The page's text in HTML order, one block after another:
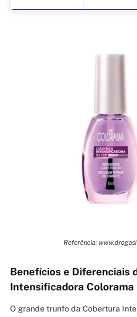
Referência:
Benefícios e Diferenciais
Intensificadora Colorama
O grande trunfo da Cobertura